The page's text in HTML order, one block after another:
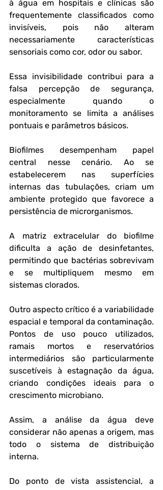
à água em hospitais e clínicas são
frequentemente classificados como
invisíveis, pois não alteram
necessariamente características
sensoriais como cor, odor ou sabor.
Essa invisibilidade contribui para a
falsa percepção de segurança,
especialmente quando o
monitoramento se limita a análises
pontuais e parâmetros básicos.
Biofilmes desempenham papel
central nesse cenário. Ao se
estabelecerem nas superfícies
internas das tubulações, criam um
ambiente protegido que favorece a
persistência de microrganismos.
A matriz extracelular do biofilme
dificulta a ação de desinfetantes,
permitindo que bactérias sobrevivam
e se multipliquem mesmo em
sistemas clorados.
Outro aspecto crítico é a variabilidade
espacial e temporal da contaminação.
Pontos de uso pouco utilizados,
ramais mortos e reservatórios
intermediários são particularmente
suscetíveis à estagnação da água,
criando condições ideais para o
crescimento microbiano.
Assim, a análise da água deve
considerar não apenas a origem, mas
todo o sistema de distribuição
interna.
Do ponto de vista assistencial, a